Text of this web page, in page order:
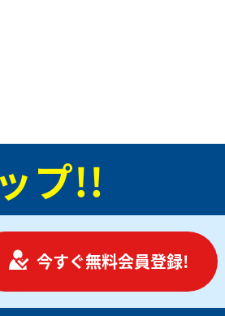
プ!!
今すぐ無料会員登録!